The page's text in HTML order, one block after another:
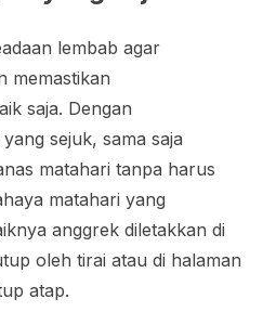
lembab agar
memastikan
saja. Dengan
sejuk, sama saja
matahari tanpa harus
matahari yang
anggrek diletakkan di
oleh tirai atau di halaman
atap.